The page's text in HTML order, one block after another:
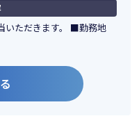
いただきます。 ■勤務地